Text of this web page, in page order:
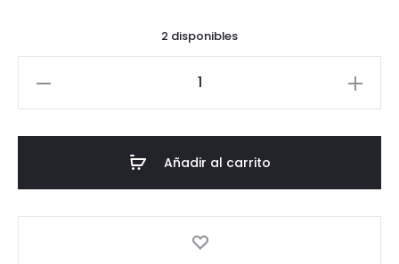
2 disponibles
Añadir al carrito